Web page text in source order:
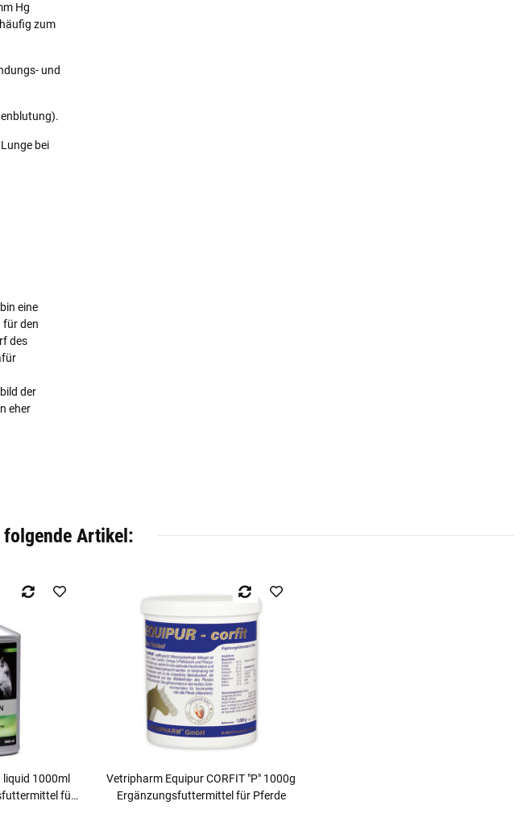
Hg
zum
und
bei
eine
für den
des
der
eher
folgende Artikel:
liquid 1000ml
für
Vetripharm Equipur CORFIT "P" 1000g
Ergänzungsfuttermittel für Pferde